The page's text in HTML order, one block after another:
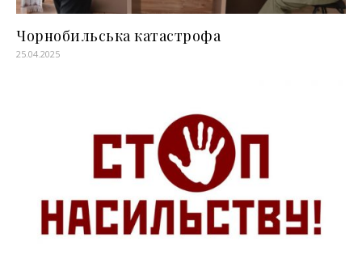
Чорнобильська катастрофа
25.04.2025